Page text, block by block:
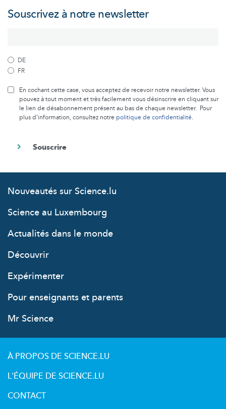
Souscrivez à notre newsletter
DE
FR
En cochant cette case, vous acceptez de recevoir notre newsletter. Vous
pouvez à tout moment et très facilement vous désinscrire en cliquant sur
le lien de désabonnement présent au bas de chaque newsletter. Pour
plus d’information, consultez notre politique de confidentialité.
Nouveautés sur Science.lu
Science au Luxembourg
Actualités dans le monde
Découvrir
Expérimenter
Pour enseignants et parents
Mr Science
À PROPOS DE SCIENCE.LU
L'ÉQUIPE DE SCIENCE.LU
CONTACT